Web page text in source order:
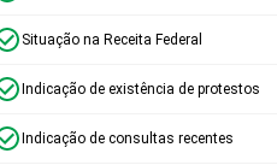
Situação na Receita Federal
Indicação de existência de protestos
Indicação de consultas recentes